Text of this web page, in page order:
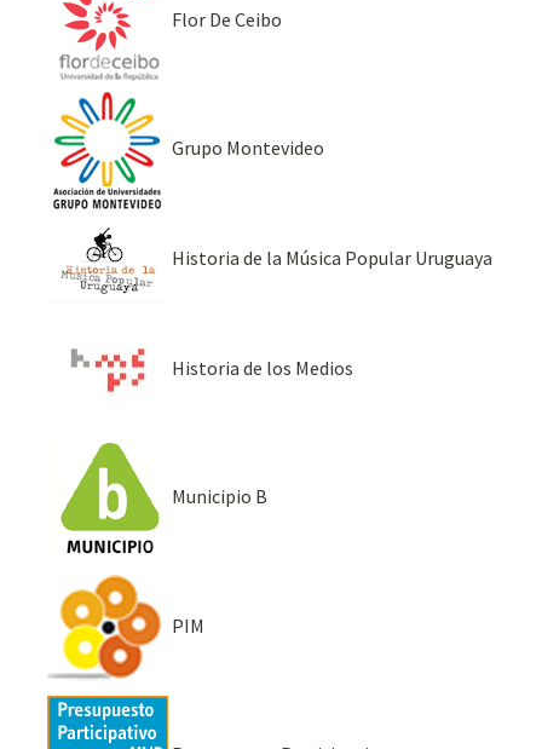
Flor De Ceibo
Grupo Montevideo
Historia de la Música Popular Uruguaya
Historia de los Medios
Municipio B
PIM